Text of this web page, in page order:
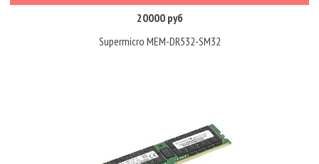
20000 руб
Supermicro MEM-DR532-SM32